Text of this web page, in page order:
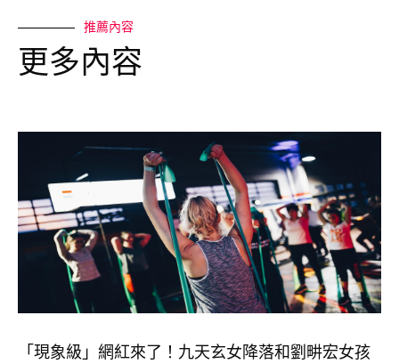
推薦內容
更多內容
「現象級」網紅來了！九天玄女降落和劉畊宏女孩